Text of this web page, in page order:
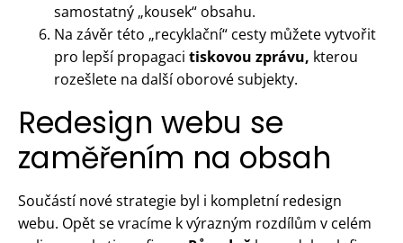
samostatný „kousek“ obsahu.
Na závěr této „recyklační“ cesty můžete vytvořit
pro lepší propagaci tiskovou zprávu, kterou
rozešlete na další oborové subjekty.
Redesign webu se
zaměřením na obsah
Součástí nové strategie byl i kompletní redesign
webu. Opět se vracíme k výrazným rozdílům v celém